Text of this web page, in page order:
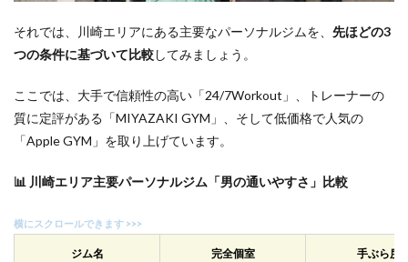
7
参考
文献
それでは、川崎エリアにある主要なパーソナルジムを、 先ほどの3
つの条件に基づいて比較してみましょう。
ここでは、大手で信頼性の高い「24/7Workout」、トレーナーの
質に定評がある「MIYAZAKI GYM」、そして低価格で人気の
「Apple GYM」を取り上げています。
📊 川崎エリア主要パーソナルジム「男の通いやすさ」比較
ジム名 完全個室 手ぶら度